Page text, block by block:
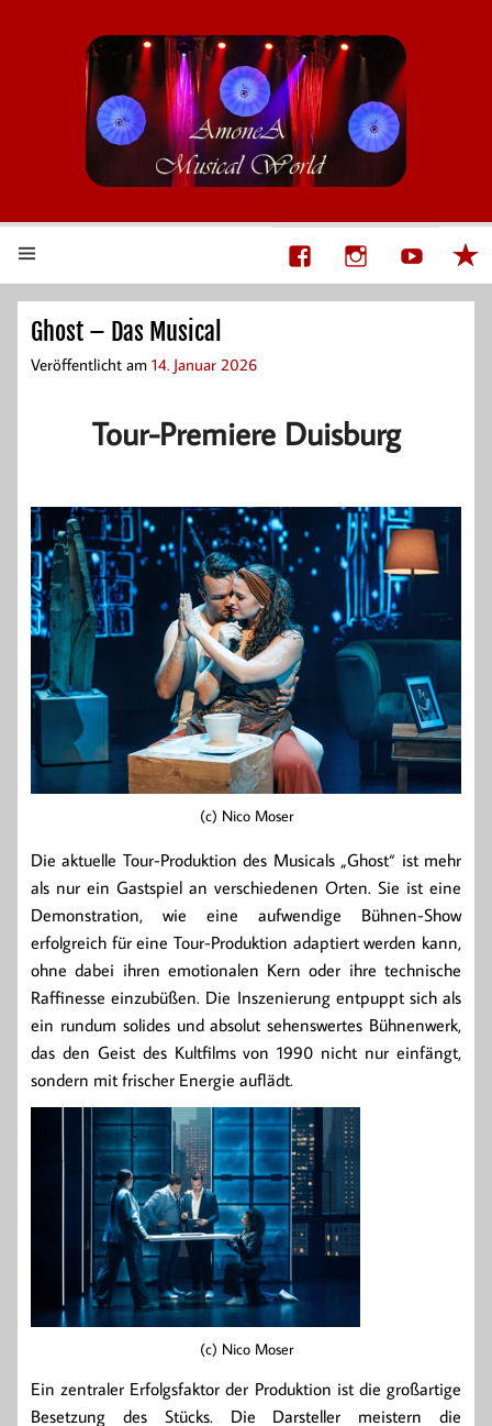
Ghost – Das Musical
Veröffentlicht am 14. Januar 2026
Tour-Premiere Duisburg
(c) Nico Moser
Die aktuelle Tour-Produktion des Musicals „Ghost“ ist mehr
als nur ein Gastspiel an verschiedenen Orten. Sie ist eine
Demonstration, wie eine aufwendige Bühnen-Show
erfolgreich für eine Tour-Produktion adaptiert werden kann,
ohne dabei ihren emotionalen Kern oder ihre technische
Raffinesse einzubüßen. Die Inszenierung entpuppt sich als
ein rundum solides und absolut sehenswertes Bühnenwerk,
das den Geist des Kultfilms von 1990 nicht nur einfängt,
sondern mit frischer Energie auflädt.
(c) Nico Moser
Ein zentraler Erfolgsfaktor der Produktion ist die großartige
Besetzung des Stücks. Die Darsteller meistern die